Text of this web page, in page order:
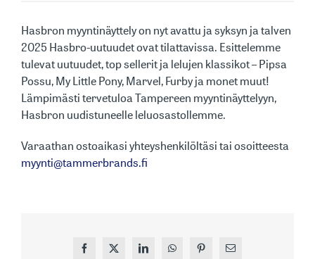
Hasbron myyntinäyttely on nyt avattu ja syksyn ja talven
2025 Hasbro-uutuudet ovat tilattavissa. Esittelemme
tulevat uutuudet, top sellerit ja lelujen klassikot – Pipsa
Possu, My Little Pony, Marvel, Furby ja monet muut!
Lämpimästi tervetuloa Tampereen myyntinäyttelyyn,
Hasbron uudistuneelle leluosastollemme.
Varaathan ostoaikasi yhteyshenkilöltäsi tai osoitteesta
myynti@tammerbrands.fi
Facebook
X LinkedInWhatsAppPinterestSähköposti